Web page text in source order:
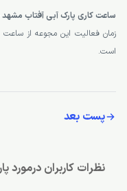
ساعت کاری پارک آبی آفتاب
است.
پست بعد
نظرات کاربران